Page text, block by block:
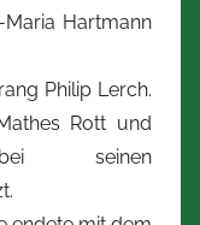
Hartmann
Philip Lerch.
Rott und
seinen